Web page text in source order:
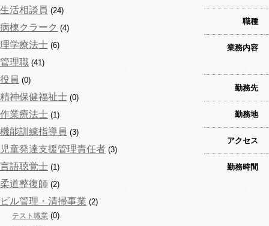
生活相談員 (24)
病棟クラーク (4)
理学療法士 (6)
管理職 (41)
役員 (0)
精神保健福祉士 (0)
作業療法士 (1)
機能訓練指導員 (3)
児童発達支援管理責任者 (3)
言語聴覚士 (1)
柔道整復師 (2)
ビル管理・清掃事業 (2)
テスト職業 (0)
職種
業務内容
勤務先
勤務地
アクセス
勤務時間